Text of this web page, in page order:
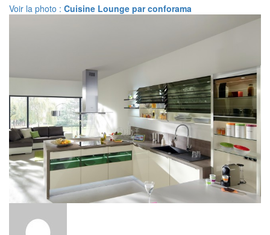
Voir la photo : Cuisine Lounge par conforama